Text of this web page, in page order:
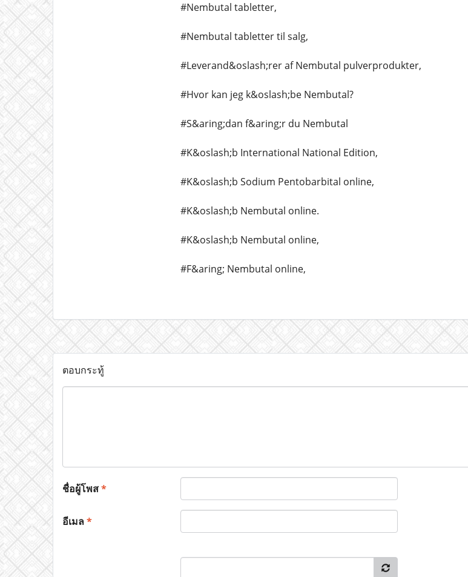
#Nembutal tabletter,
#Nembutal tabletter til salg,
#Leverand&oslash;rer af Nembutal pulverprodukter,
#Hvor kan jeg k&oslash;be Nembutal?
#S&aring;dan f&aring;r du Nembutal
#K&oslash;b International National Edition,
#K&oslash;b Sodium Pentobarbital online,
#K&oslash;b Nembutal online.
#K&oslash;b Nembutal online,
#F&aring; Nembutal online,
ตอบกระทู้
ชื่อผู้โพส*
อีเมล*